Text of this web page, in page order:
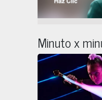
Minuto x